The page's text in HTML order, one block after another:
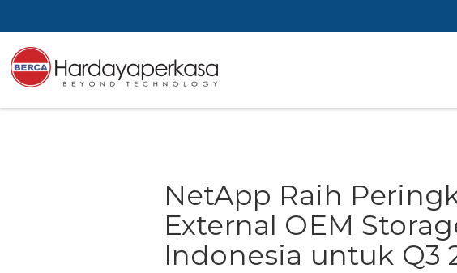
NetApp Raih
External OEM
Indonesia untuk Q3